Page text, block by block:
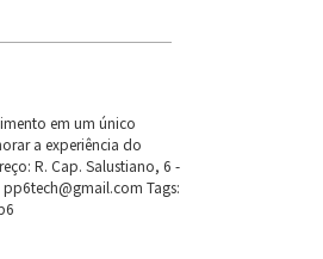
em um único
a experiência do
R. Cap. Salustiano, 6 -
Tags: